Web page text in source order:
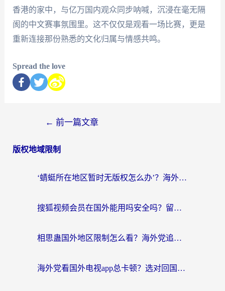
香港的家中，与亿万国内观众同步呐喊，沉浸在毫无隔
阂的中文赛事氛围里。这不仅仅是观看一场比赛，更是
重新连接那份熟悉的文化归属与情感共鸣。
Spread the love
← 前一篇文章
版权地域限制
‘蜻蜓所在地区暂时无版权怎么办’？海外党看国内内容、办国内事的实用指南
搜狐视频会员在国外能用吗安全吗？留学生亲测有效的回国观影解决方案
相思蛊国外地区限制怎么看？海外党追剧听歌的终极解决方案
海外党看国外电视app总卡顿？选对回国加速器，追剧购物两不误